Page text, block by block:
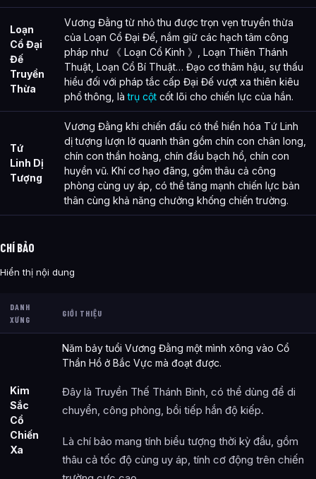
Loạn
Cổ Đại
Đế
Truyền
Thừa
Vương Đằng từ nhỏ thu được trọn vẹn truyền thừa
của Loạn Cổ Đại Đế, nắm giữ các hạch tâm công
pháp như 《 Loạn Cổ Kinh 》, Loạn Thiên Thánh
Thuật, Loạn Cổ Bí Thuật… Đạo cơ thâm hậu, sự thấu
hiểu đối với pháp tắc cấp Đại Đế vượt xa thiên kiêu
phổ thông, làtrụ cột cốt lõi cho chiến lực của hắn.
Tứ
Linh Dị
Tượng
Vương Đằng khi chiến đấu có thể hiển hóa Tứ Linh
dị tượng lượn lờ quanh thân gồm chín con chân long,
chín con thần hoàng, chín đầu bạch hổ, chín con
huyền vũ. Khí cơ hạo đãng, gồm thâu cả công
phòng cùng uy áp, có thể tăng mạnh chiến lực bản
thân cùng khả năng chưởng khống chiến trường.
CHÍ BẢO
Hiển thị nội dung
DANH
XƯNG
GIỚI THIỆU
Kim
Sắc
Cổ
Chiến
Xa
Năm bảy tuổi Vương Đằng một mình xông vào Cổ
Thần Hồ ở Bắc Vực mà đoạt được.
Đây là Truyền Thế Thánh Binh, có thể dùng để di
chuyển, công phòng, bồi tiếp hắn độ kiếp.
Là chí bảo mang tính biểu tượng thời kỳ đầu, gồm
thâu cả tốc độ cùng uy áp, tính cơ động trên chiến